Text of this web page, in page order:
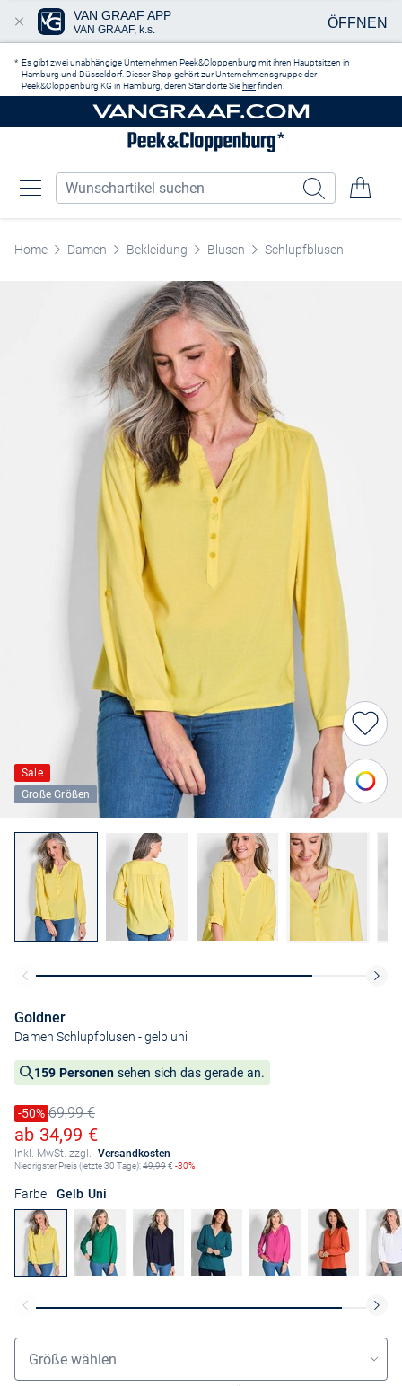
Es gibt zwei unabhängige Unternehmen Peek&Cloppenburg mit ihren Hauptsitzen in
Hamburg und Düsseldorf. Dieser Shop gehört zur Unternehmensgruppe der
Peek&Cloppenburg KG in Hamburg, deren Standorte Sie hierfinden.
Home Damen Bekleidung Blusen Schlupfblusen
Sale
Große Größen
Goldner
Damen Schlupfblusen - gelb uni
159 Personen sehen sich das gerade an.
Preis reduziert um
-50%
Alter Preis69,99 €
Ermäßigter Preis
ab 34,99 €
Inkl. MwSt. zzgl. Versandkosten
Niedrigster Preis (letzte 30 Tage):49,99€ -30%
Farbe: Gelb Uni
Größenauswahl
Größe wählen
VAN GRAAF APP
VAN GRAAF, k.s. ÖFFNEN